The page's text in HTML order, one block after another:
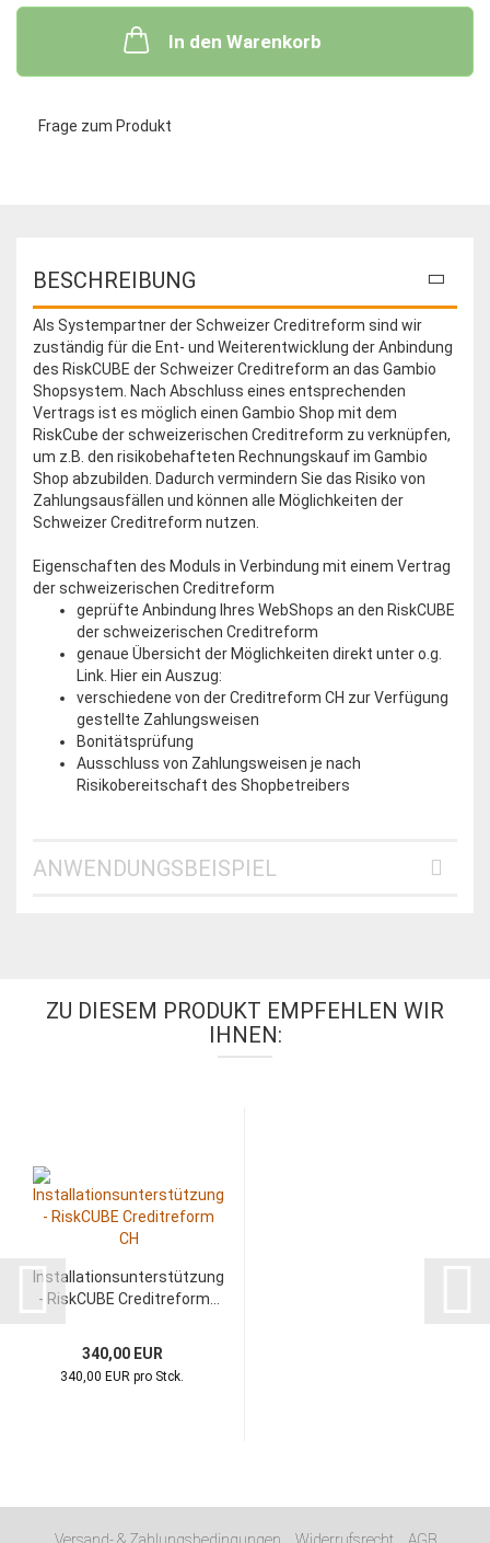
In den Warenkorb
Frage zum Produkt
BESCHREIBUNG
Als Systempartner der Schweizer Creditreform sind wir
zuständig für die Ent- und Weiterentwicklung der Anbindung
des RiskCUBE der Schweizer Creditreform an das Gambio
Shopsystem. Nach Abschluss eines entsprechenden
Vertrags ist es möglich einen Gambio Shop mit dem
RiskCube der schweizerischen Creditreform zu verknüpfen,
um z.B. den risikobehafteten Rechnungskauf im Gambio
Shop abzubilden. Dadurch vermindern Sie das Risiko von
Zahlungsausfällen und können alle Möglichkeiten der
Schweizer Creditreform nutzen.
Eigenschaften des Moduls in Verbindung mit einem Vertrag
der schweizerischen Creditreform
geprüfte Anbindung Ihres WebShops an den RiskCUBE
der schweizerischen Creditreform
genaue Übersicht der Möglichkeiten direkt unter o.g.
Link. Hier ein Auszug:
verschiedene von der Creditreform CH zur Verfügung
gestellte Zahlungsweisen
Bonitätsprüfung
Ausschluss von Zahlungsweisen je nach
Risikobereitschaft des Shopbetreibers
ANWENDUNGSBEISPIEL
ZU DIESEM PRODUKT EMPFEHLEN WIR
IHNEN:
Installationsunterstützung
- RiskCUBE Creditreform...
340,00 EUR
340,00 EUR pro Stck.